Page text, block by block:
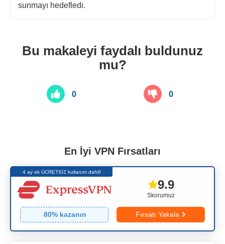
sunmayı hedefledi.
Bu makaleyi faydalı buldunuz
mu?
0 0
En İyi VPN Fırsatları
4 ay ek ÜCRETSİZ kullanım dahil!
Skorumuz
9.9
80% kazanın Fırsatı Yakala